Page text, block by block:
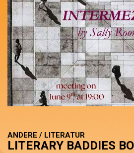
ANDERE / LITERATUR
LITERARY BADDIES